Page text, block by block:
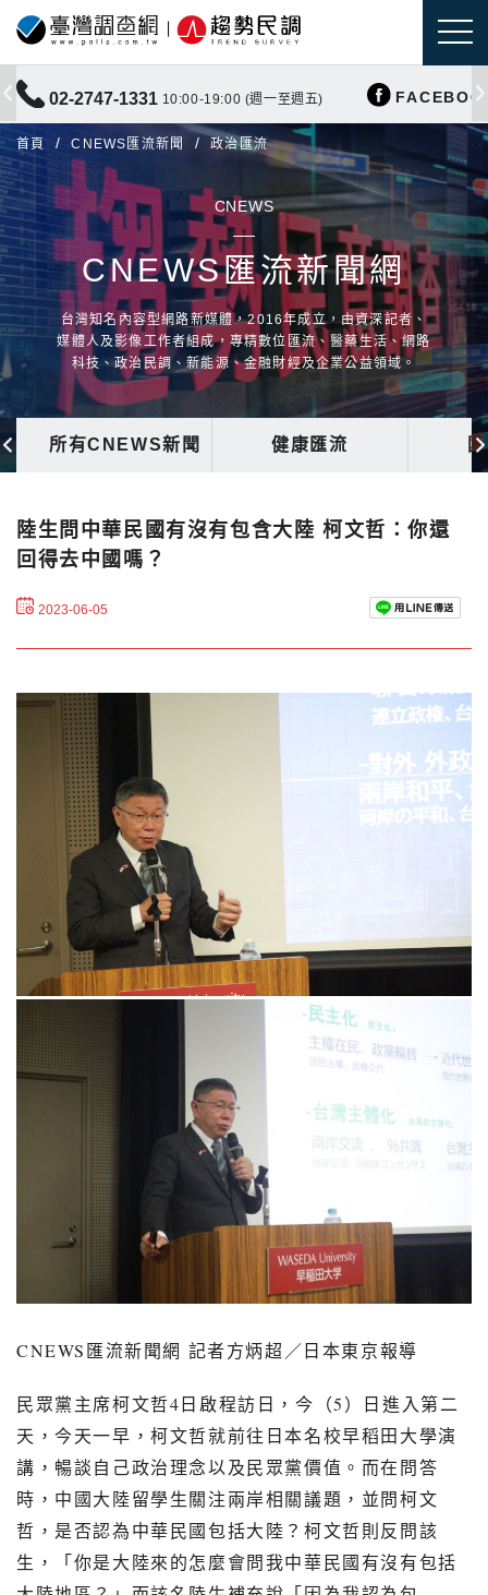
02-2747-1331 10:00-19:00 (週一至週五)
首頁 CNEWS匯流新聞 政治匯流
CNEWS
CNEWS匯流新聞網
台灣知名內容型網路新媒體，2016年成立，由資深記者、
媒體人及影像工作者組成，專精數位匯流、醫藥生活、網路
科技、政治民調、新能源、金融財經及企業公益領域。
所有CNEWS新聞 健康匯流
陸生問中華民國有沒有包含大陸 柯文哲：你還
回得去中國嗎？
2023-06-05
CNEWS匯流新聞網 記者方炳超／日本東京報導
民眾黨主席柯文哲4日啟程訪日，今（5）日進入第二
天，今天一早，柯文哲就前往日本名校早稻田大學演
講，暢談自己政治理念以及民眾黨價值。而在問答
時，中國大陸留學生關注兩岸相關議題，並問柯文
哲，是否認為中華民國包括大陸？柯文哲則反問該
生，「你是大陸來的怎麼會問我中華民國有沒有包括